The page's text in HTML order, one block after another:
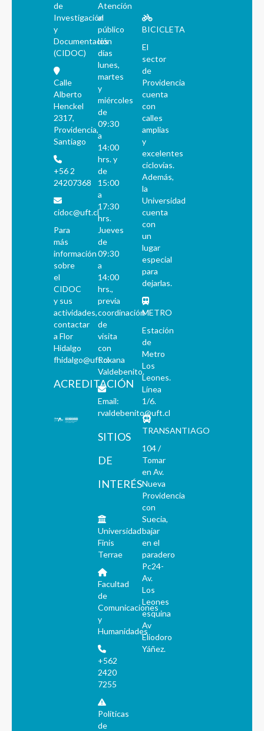
de
Investigación
y
Documentación
(CIDOC)
Calle
Alberto
Henckel
2317,
Providencia,
Santiago
+56 2
24207368
cidoc@uft.cl
Para
más
información
sobre
el
CIDOC
y sus
actividades,
contactar
a Flor
Hidalgo
fhidalgo@uft.cl
ACREDITACIÓN
Atención
al
público
los
días
lunes,
martes
y
miércoles
de
09:30
a
14:00
hrs. y
de
15:00
a
17:30
hrs.
Jueves
de
09:30
a
14:00
hrs.,
previa
coordinación
de
visita
con
Roxana
Valdebenito.
Email:
rvaldebenito@uft.cl
SITIOS
DE
INTERÉS
Universidad
Finis
Terrae
Facultad
de
Comunicaciones
y
Humanidades
+562
2420
7255
Políticas
de
BICICLETA
El
sector
de
Providencia
cuenta
con
calles
amplias
y
excelentes
ciclovías.
Además,
la
Universidad
cuenta
con
un
lugar
especial
para
dejarlas.
METRO
Estación
de
Metro
Los
Leones.
Línea
1/6.
TRANSANTIAGO
104 /
Tomar
en Av.
Nueva
Providencia
con
Suecia,
bajar
en el
paradero
Pc24-
Av.
Los
Leones
esquina
Av
Eliodoro
Yáñez.